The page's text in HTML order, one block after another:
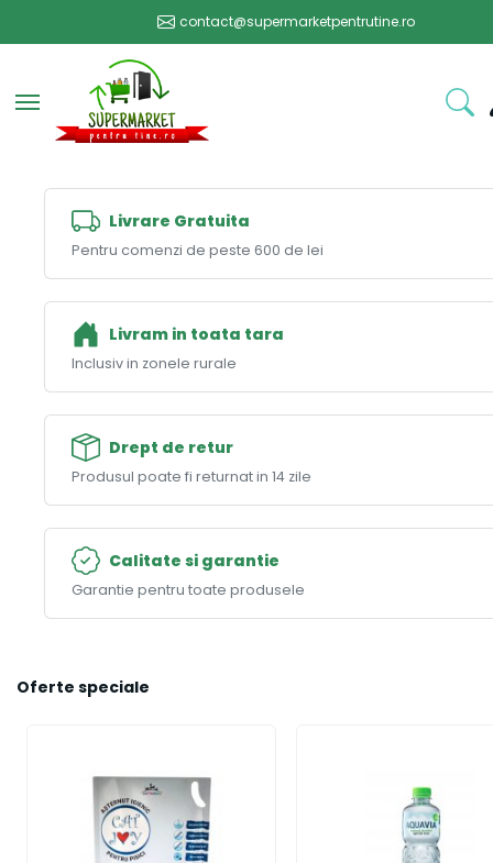
contact@supermarketpentrutine.ro
Toggle navigation
Livrare Gratuita
Pentru comenzi de peste 600 de lei
Livram in toata tara
Inclusiv in zonele rurale
Drept de retur
Produsul poate fi returnat in 14 zile
Calitate si garantie
Garantie pentru toate produsele
Oferte speciale